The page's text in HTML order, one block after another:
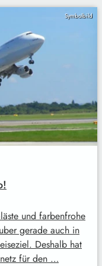
Symbolbild
und farbenfrohe
gerade auch in
Deshalb hat
für den …